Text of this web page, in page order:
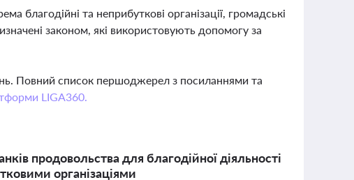
благодійні та неприбуткові організації, громадські
законом, які використовують допомогу за
Повний список першоджерел з посиланнями та
LIGA360.
продовольства для благодійної діяльності
організаціями